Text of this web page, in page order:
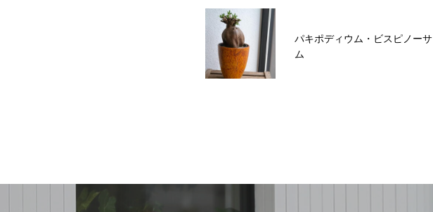
パキポディウム・ビスピノーサ
ム